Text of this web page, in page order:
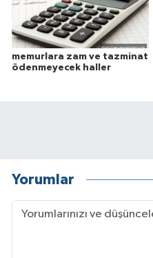
memurlara zam ve tazminat
ödenmeyecek haller
Yorumlar